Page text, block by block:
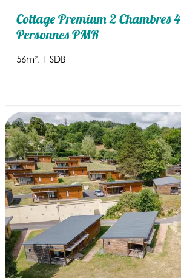
Cottage Premium 2 Chambres 4
Personnes PMR
56m² 1 SDB